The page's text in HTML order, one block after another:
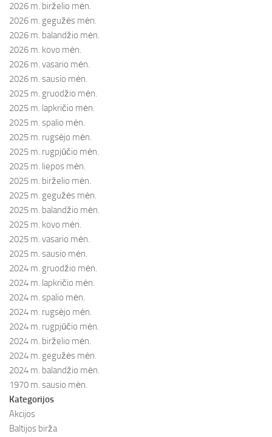
2026 m. birželio mėn.
2026 m. gegužės mėn.
2026 m. balandžio mėn.
2026 m. kovo mėn.
2026 m. vasario mėn.
2026 m. sausio mėn.
2025 m. gruodžio mėn.
2025 m. lapkričio mėn.
2025 m. spalio mėn.
2025 m. rugsėjo mėn.
2025 m. rugpjūčio mėn.
2025 m. liepos mėn.
2025 m. birželio mėn.
2025 m. gegužės mėn.
2025 m. balandžio mėn.
2025 m. kovo mėn.
2025 m. vasario mėn.
2025 m. sausio mėn.
2024 m. gruodžio mėn.
2024 m. lapkričio mėn.
2024 m. spalio mėn.
2024 m. rugsėjo mėn.
2024 m. rugpjūčio mėn.
2024 m. birželio mėn.
2024 m. gegužės mėn.
2024 m. balandžio mėn.
1970 m. sausio mėn.
Kategorijos
Akcijos
Baltijos birža